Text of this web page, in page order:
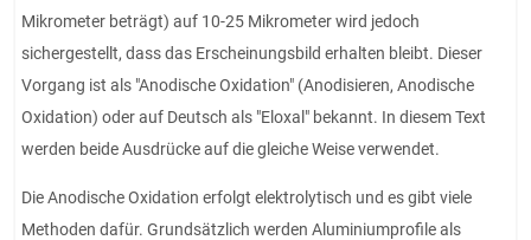
Mikrometer beträgt) auf 10-25 Mikrometer wird jedoch
sichergestellt, dass das Erscheinungsbild erhalten bleibt. Dieser
Vorgang ist als "Anodische Oxidation" (Anodisieren, Anodische
Oxidation) oder auf Deutsch als "Eloxal" bekannt. In diesem Text
werden beide Ausdrücke auf die gleiche Weise verwendet.
Die Anodische Oxidation erfolgt elektrolytisch und es gibt viele
Methoden dafür. Grundsätzlich werden Aluminiumprofile als